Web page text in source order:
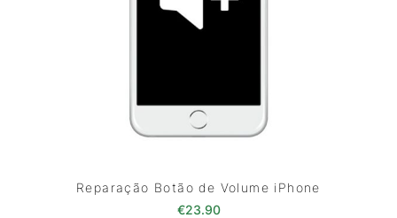
Reparação Botão de Volume iPhone
€23.90